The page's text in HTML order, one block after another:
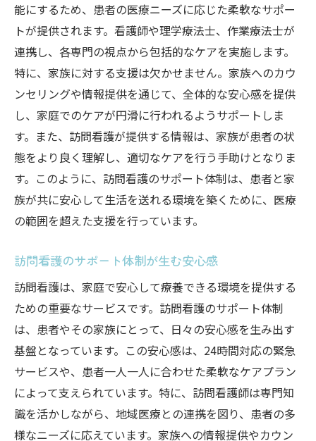
能にするため、患者の医療ニーズに応じた柔軟なサポー
トが提供されます。看護師や理学療法士、作業療法士が
連携し、各専門の視点から包括的なケアを実施します。
特に、家族に対する支援は欠かせません。家族へのカウ
ンセリングや情報提供を通じて、全体的な安心感を提供
し、家庭でのケアが円滑に行われるようサポートしま
す。また、訪問看護が提供する情報は、家族が患者の状
態をより良く理解し、適切なケアを行う手助けとなりま
す。このように、訪問看護のサポート体制は、患者と家
族が共に安心して生活を送れる環境を築くために、医療
の範囲を超えた支援を行っています。
訪問看護のサポート体制が生む安心感
訪問看護は、家庭で安心して療養できる環境を提供する
ための重要なサービスです。訪問看護のサポート体制
は、患者やその家族にとって、日々の安心感を生み出す
基盤となっています。この安心感は、24時間対応の緊急
サービスや、患者一人一人に合わせた柔軟なケアプラン
によって支えられています。特に、訪問看護師は専門知
識を活かしながら、地域医療との連携を図り、患者の多
様なニーズに応えています。家族への情報提供やカウン